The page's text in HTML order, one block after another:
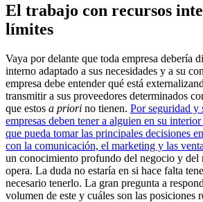
El trabajo con recursos
límites
Vaya por delante que toda empresa debería
interno adaptado a sus necesidades y a su
empresa debe entender qué está
transmitir a sus proveedores determinados
que estos a priori no tienen. Por seguridad y
empresas deben tener a alguien en su
que pueda tomar las principales decisiones
con la comunicación, el marketing y las
un conocimiento profundo del negocio y del
opera. La duda no estaría en si hace falta
necesario tenerlo. La gran pregunta a
volumen de este y cuáles son las posiciones